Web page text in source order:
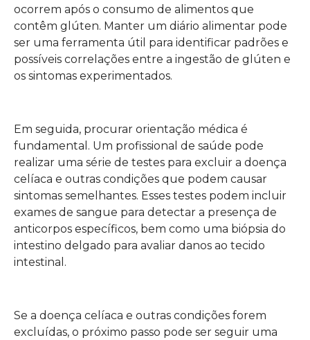
ocorrem após o consumo de alimentos que
contêm glúten. Manter um diário alimentar pode
ser uma ferramenta útil para identificar padrões e
possíveis correlações entre a ingestão de glúten e
os sintomas experimentados.
Em seguida, procurar orientação médica é
fundamental. Um profissional de saúde pode
realizar uma série de testes para excluir a doença
celíaca e outras condições que podem causar
sintomas semelhantes. Esses testes podem incluir
exames de sangue para detectar a presença de
anticorpos específicos, bem como uma biópsia do
intestino delgado para avaliar danos ao tecido
intestinal.
Se a doença celíaca e outras condições forem
excluídas, o próximo passo pode ser seguir uma